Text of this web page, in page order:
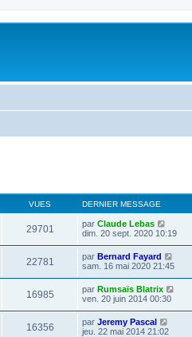
VUES DERNIER MESSAGE
29701 par Claude Lebas
dim. 20 sept. 2020 10:19
22781 par Bernard Fayard
sam. 16 mai 2020 21:45
16985 par Rumsaïs Blatrix
ven. 20 juin 2014 00:30
16356 par Jeremy Pascal
jeu. 22 mai 2014 21:02